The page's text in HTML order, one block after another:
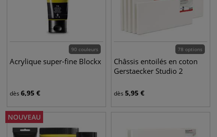
90 couleurs
Acrylique super-fine Blockx
dès 6,95 €
78 options
Châssis entoilés en coton
Gerstaecker Studio 2
dès 5,95 €
NOUVEAU